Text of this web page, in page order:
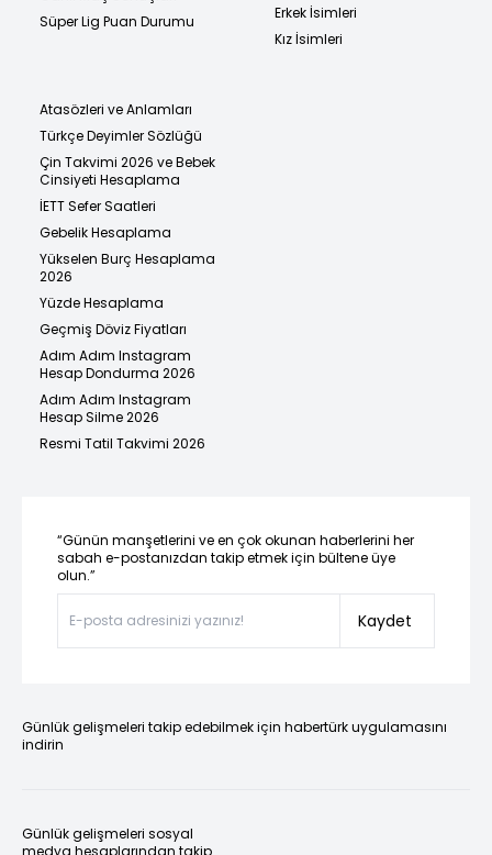
Süper Lig Puan Durumu
Erkek İsimleri
Kız İsimleri
Atasözleri ve Anlamları
Türkçe Deyimler Sözlüğü
Çin Takvimi 2026 ve Bebek
Cinsiyeti Hesaplama
İETT Sefer Saatleri
Gebelik Hesaplama
Yükselen Burç Hesaplama
2026
Yüzde Hesaplama
Geçmiş Döviz Fiyatları
Adım Adım Instagram
Hesap Dondurma 2026
Adım Adım Instagram
Hesap Silme 2026
Resmi Tatil Takvimi 2026
“Günün manşetlerini ve en çok okunan haberlerini her
sabah e-postanızdan takip etmek için bültene üye
olun.”
Kaydet
Günlük gelişmeleri takip edebilmek için habertürk uygulamasını
indirin
Günlük gelişmeleri sosyal
medya hesaplarından takip